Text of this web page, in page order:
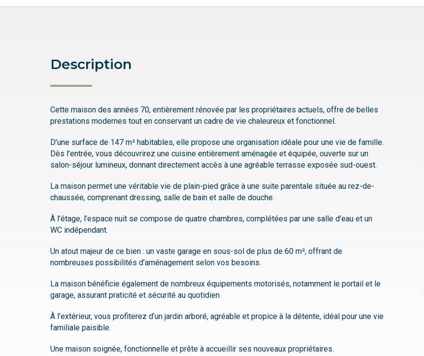
Description
Cette maison des années 70, entièrement rénovée par les propriétaires actuels, offre de belles
prestations modernes tout en conservant un cadre de vie chaleureux et fonctionnel.
D’une surface de 147 m² habitables, elle propose une organisation idéale pour une vie de famille.
Dès l’entrée, vous découvrirez une cuisine entièrement aménagée et équipée, ouverte sur un
salon-séjour lumineux, donnant directement accès à une agréable terrasse exposée sud-ouest.
La maison permet une véritable vie de plain-pied grâce à une suite parentale située au rez-de-
chaussée, comprenant dressing, salle de bain et salle de douche.
À l’étage, l’espace nuit se compose de quatre chambres, complétées par une salle d’eau et un
WC indépendant.
Un atout majeur de ce bien : un vaste garage en sous-sol de plus de 60 m², offrant de
nombreuses possibilités d’aménagement selon vos besoins.
La maison bénéficie également de nombreux équipements motorisés, notamment le portail et le
garage, assurant praticité et sécurité au quotidien.
À l’extérieur, vous profiterez d’un jardin arboré, agréable et propice à la détente, idéal pour une vie
familiale paisible.
Une maison soignée, fonctionnelle et prête à accueillir ses nouveaux propriétaires.